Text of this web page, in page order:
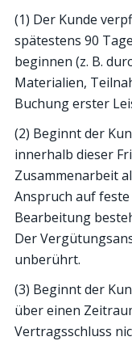
(1) Der Kunde
spätestens 90
beginnen (z. B.
Materialien,
Buchung erster
(2) Beginnt der
innerhalb dieser
Zusammenarbeit
Anspruch auf
Bearbeitung
Der
unberührt.
(3) Beginnt der
über einen
Vertragsschluss